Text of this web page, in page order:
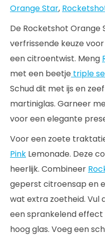
Orange Star,
De Rocketshot Orange
verfrissende keuze
een citroentwist. Meng
met een beetje triple
Schud dit met ijs en
martiniglas. Garneer
voor een elegante
Voor een zoete
Pink Lemonade. Deze
heerlijk. Combineer
geperst citroensap en
wat extra zoetheid. Vul
een sprankelend effect
hoog glas. Voeg een